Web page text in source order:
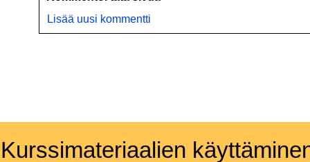
Lisää uusi kommentti
Kurssimateriaalien